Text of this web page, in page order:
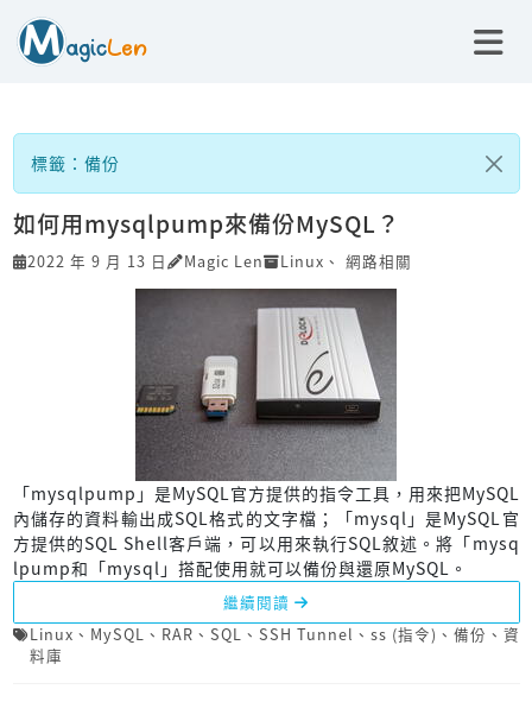
標籤：備份
如何用mysqlpump來備份MySQL？
2022 年 9 月 13 日 Magic Len Linux 、 網路相關
「mysqlpump」是MySQL官方提供的指令工具，用來把MySQL
內儲存的資料輸出成SQL格式的文字檔；「mysql」是MySQL官
方提供的SQL Shell客戶端，可以用來執行SQL敘述。將「mysq
lpump和「mysql」搭配使用就可以備份與還原MySQL。
繼續閱讀
Linux 、 MySQL 、 RAR 、 SQL 、 SSH Tunnel 、 ss (指令) 、 備份 、 資
料庫